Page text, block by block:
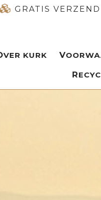
GRATIS
OVER KURK